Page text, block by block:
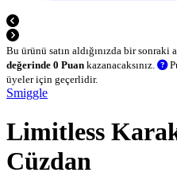
Bu ürünü satın aldığınızda bir
değerinde 0 Puan kazanacaksınız.
üyeler için geçerlidir.
Smiggle
Limitless
Cüzdan